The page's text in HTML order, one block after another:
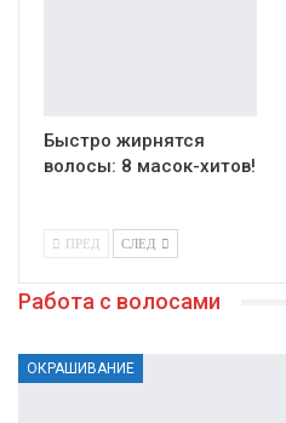
Быстро жирнятся
волосы: 8 масок-хитов!
ПРЕД СЛЕД
Работа с волосами
ОКРАШИВАНИЕ